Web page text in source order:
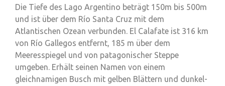
Die Tiefe des Lago Argentino beträgt 150m bis 500m
und ist über dem Río Santa Cruz mit dem
Atlantischen Ozean verbunden. El Calafate ist 316 km
von Río Gallegos entfernt, 185 m über dem
Meeresspiegel und von patagonischer Steppe
umgeben. Erhält seinen Namen von einem
gleichnamigen Busch mit gelben Blättern und dunkel-